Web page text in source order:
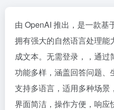
由 OpenAI 推出，是一款基
拥有强大的自然语言处理能
成文本。无需登录，，通
功能多样，涵盖回答问题
支持多语言，适用多种场景
界面简洁，操作方便，响应